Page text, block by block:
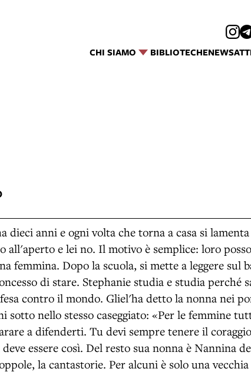
CHI SIAMO BIBLIOTECHENEWS
dieci anni e ogni volta che torna a casa si
all'aperto e lei no. Il motivo è semplice: loro
femmina. Dopo la scuola, si mette a leggere sul
di stare. Stephanie studia e studia perché
contro il mondo. Gliel'ha detto la nonna nei
sotto nello stesso caseggiato: «Per le femmine
a difenderti. Tu devi sempre tenere il
essere così. Del resto sua nonna è Nannina
la cantastorie. Per alcuni è solo una